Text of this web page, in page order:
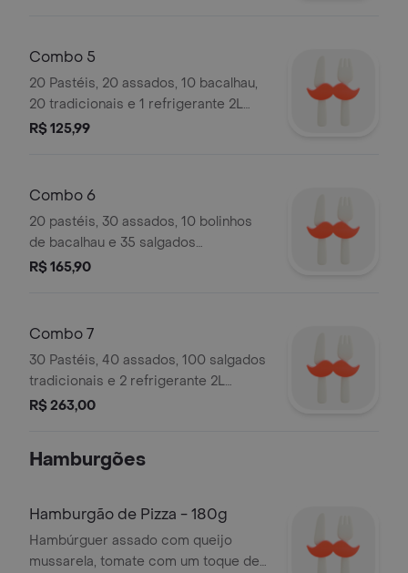
Combo 5
20 Pastéis, 20 assados, 10 bacalhau,
20 tradicionais e 1 refrigerante 2L
sabores á sua escolha. Serve até 8
R$ 125,99
Combo 6
20 pastéis, 30 assados, 10 bolinhos
de bacalhau e 35 salgados
tradicionais
R$ 165,90
Combo 7
30 Pastéis, 40 assados, 100 salgados
tradicionais e 2 refrigerante 2L
sabores á sua escolha.
R$ 263,00
Hamburgões
Hamburgão de Pizza - 180g
Hambúrguer assado com queijo
mussarela, tomate com um toque de